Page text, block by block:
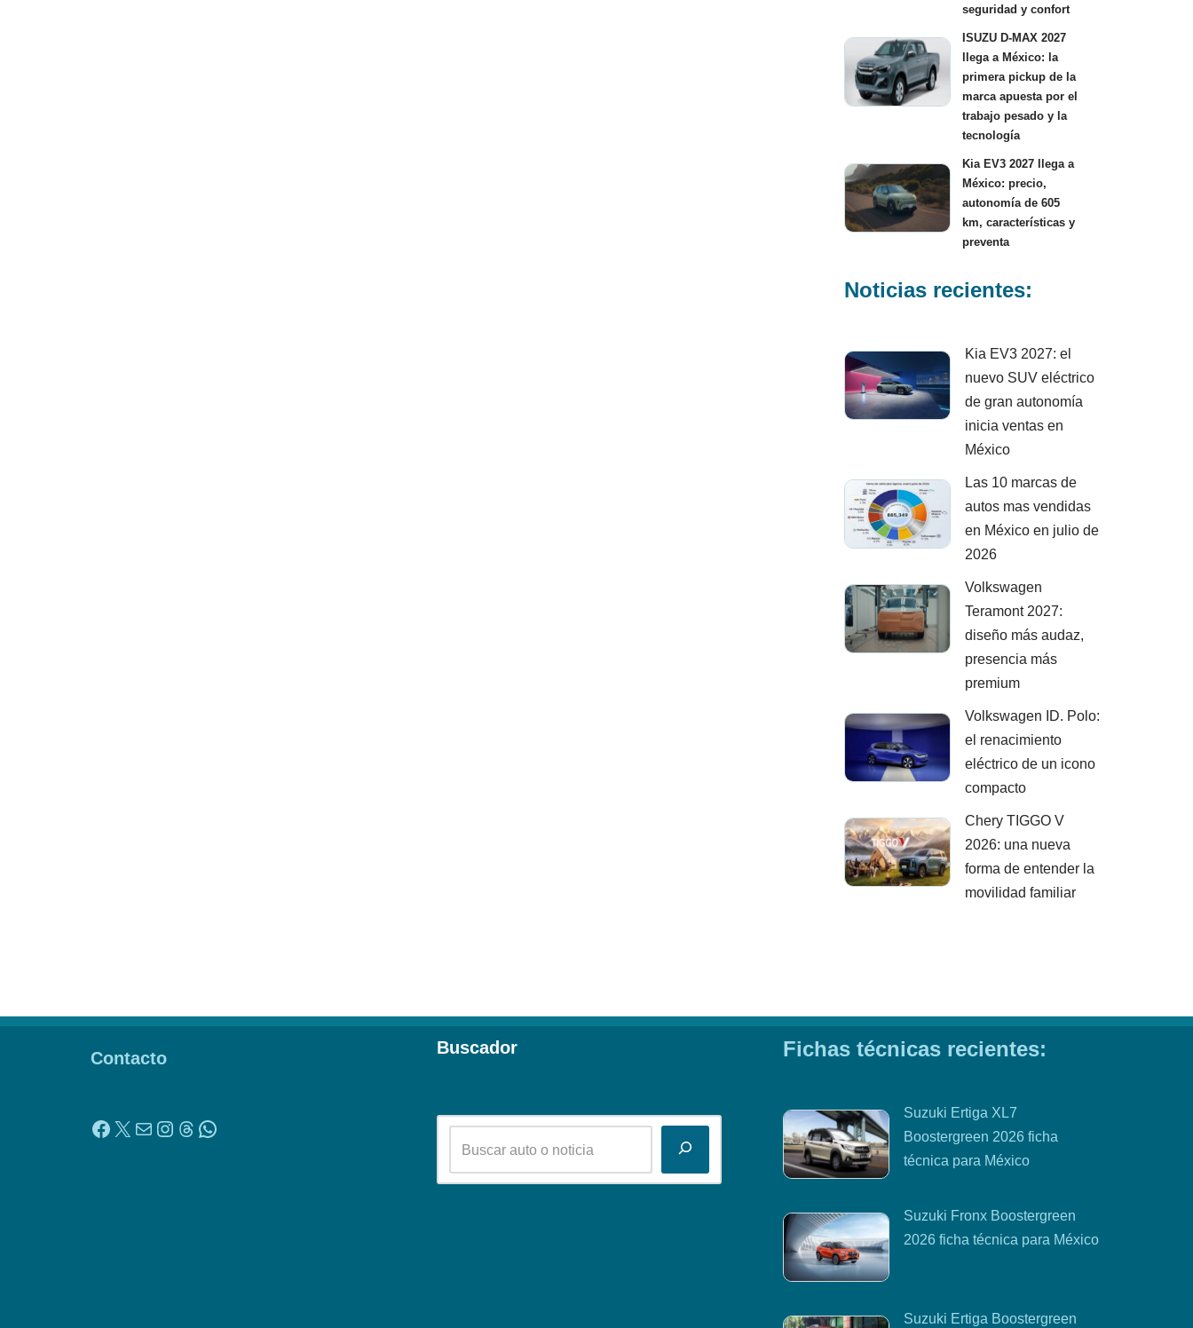
seguridad y confort
ISUZU D-MAX 2027
llega a México: la
primera pickup de la
marca apuesta por el
trabajo pesado y la
tecnología
Kia EV3 2027 llega a
México: precio,
autonomía de 605
km, características y
preventa
Noticias recientes:
Kia EV3 2027: el
nuevo SUV eléctrico
de gran autonomía
inicia ventas en
México
Las 10 marcas de
autos mas vendidas
en México en julio de
2026
Volkswagen
Teramont 2027:
diseño más audaz,
presencia más
premium
Volkswagen ID. Polo:
el renacimiento
eléctrico de un icono
compacto
Chery TIGGO V
2026: una nueva
forma de entender la
movilidad familiar
Contacto
Buscador Fichas técnicas recientes:
Suzuki Ertiga XL7
Boostergreen 2026 ficha
técnica para México
Suzuki Fronx Boostergreen
2026 ficha técnica para México
Suzuki Ertiga Boostergreen